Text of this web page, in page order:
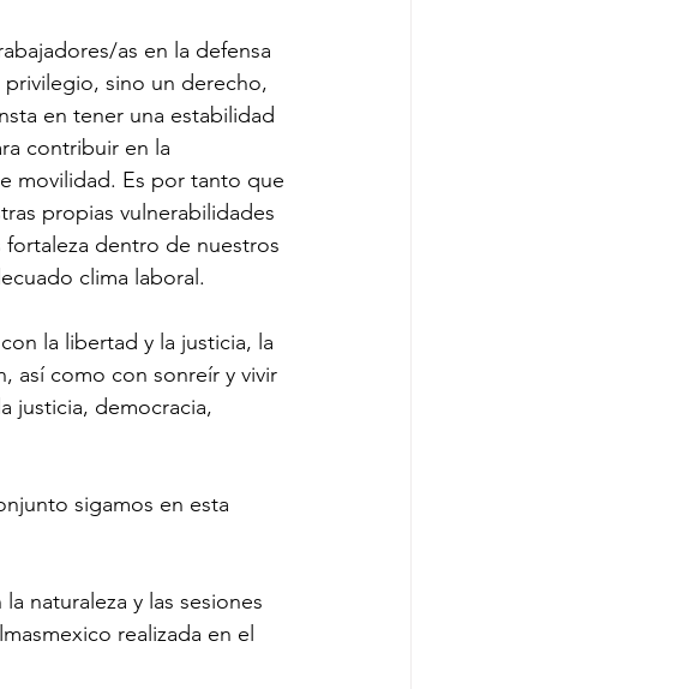
as en la defensa
sino un derecho,
en tener una estabilidad
contribuir en la
movilidad. Es por tanto que
propias vulnerabilidades
dentro de nuestros
clima laboral.
la libertad y la justicia, la
así como con sonreír y vivir
justicia, democracia,
sigamos en esta
naturaleza y las sesiones
realizada en el